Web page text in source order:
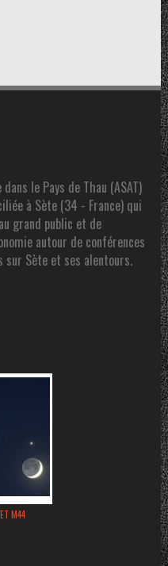
le Pays de Thau (ASAT)
à Sète (34 - France) qui
grand public et de
autour de conférences
sur Sète et ses alentours.
M44